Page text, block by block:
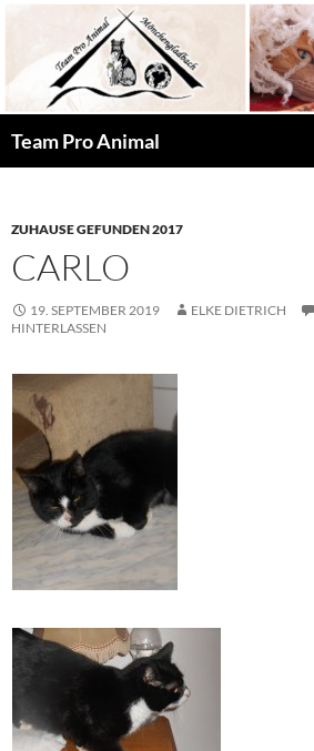
springen
Team Pro Animal
ZUHAUSE GEFUNDEN 2017
CARLO
19. SEPTEMBER 2019 ELKE DIETRICH
HINTERLASSEN